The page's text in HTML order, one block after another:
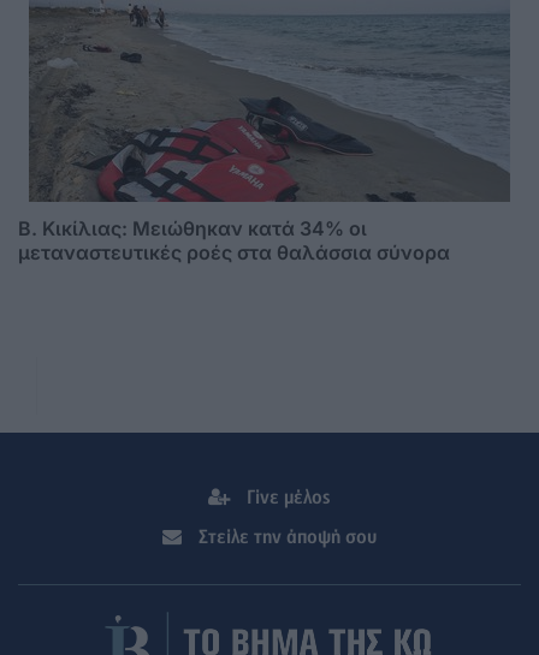
B. Κικίλιας: Μειώθηκαν κατά 34% οι
μεταναστευτικές ροές στα θαλάσσια σύνορα
Γίνε μέλος
Στείλε την άποψή σου